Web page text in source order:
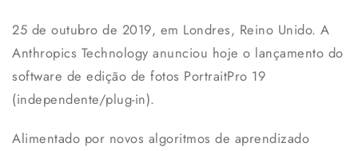
25 de outubro de 2019, em Londres, Reino Unido. A
Anthropics Technology anunciou hoje o lançamento do
software de edição de fotos PortraitPro 19
(independente/plug-in).
Alimentado por novos algoritmos de aprendizado